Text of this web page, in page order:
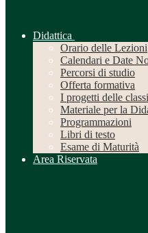
Didattica
Orario delle Lezioni
Calendari e Date
Percorsi di studio
Offerta formativa
I progetti delle classi
Materiale per la
Programmazioni
Libri di testo
Esame di Maturità
Area Riservata